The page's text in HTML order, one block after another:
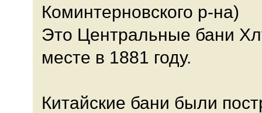
Коминтерновского р-на)
Это Центральные бани
месте в 1881 году.
Китайские бани были